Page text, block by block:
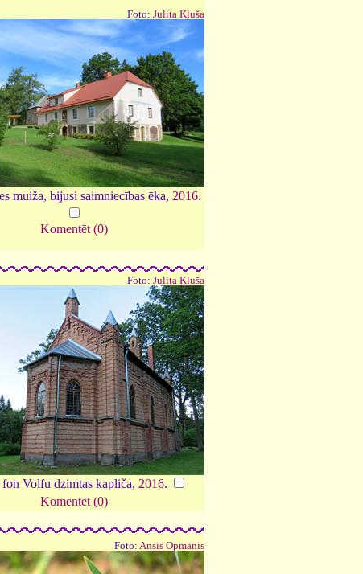
Foto: Julita Kluša
muiža, bijusi saimniecības ēka, 2016.
Komentēt (0)
Foto: Julita Kluša
Volfu dzimtas kapliča, 2016.
Komentēt (0)
Foto: Ansis Opmanis